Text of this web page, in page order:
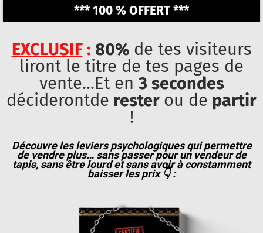
*** 100 % OFFERT ***
EXCLUSIF: 80% de tes visiteurs
liront le titre de tes pages de
vente...Et en 3 secondes
déciderontde rester ou de partir
!
Découvre les leviers psychologiques qui permettre
de vendre plus… sans passer pour un vendeur de
tapis, sans être lourd et sans avoir à constamment
baisser les prix 👇 :